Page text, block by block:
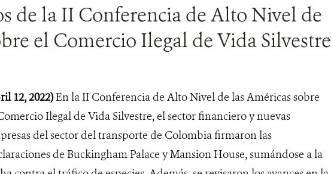
de la II Conferencia de Alto Nivel de
el Comercio Ilegal de Vida Silvestre
12, 2022)En la II Conferencia de Alto Nivel de las Américas sobre
Ilegal de Vida Silvestre, el sector financiero y nuevas
del sector del transporte de Colombia firmaron las
de Buckingham Palace y Mansion House, sumándose a la